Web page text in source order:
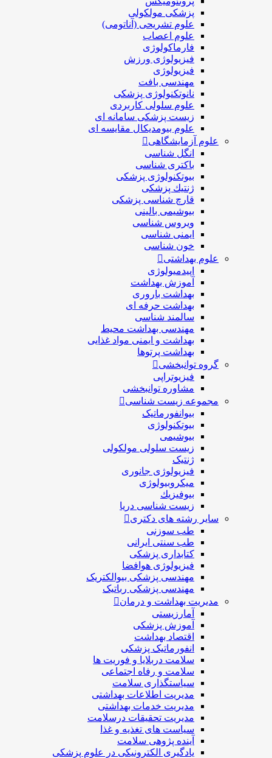
پزشکی مولکولی
علوم تشریحی (آناتومی)
علوم اعصاب
فارماکولوژی
فیزیولوژی ورزش
فیزیولوژی
مهندسی بافت
نانوتکنولوژی پزشکی
علوم سلولی کاربردی
زیست پزشکی سامانه ای
علوم بیومدیکال مقایسه ای
علوم آزمایشگاهی
انگل شناسی
باکتری شناسی
بیوتکنولوژی پزشکی
ژنتيك پزشکی
قارچ شناسی پزشكی
بیوشیمی بالینی
ویروس شناسی
ایمنی شناسی
خون شناسی
علوم بهداشتی
اپیدمیولوژی
آموزش بهداشت
بهداشت باروری
بهداشت حرفه ای
سالمند شناسی
مهندسی بهداشت محيط
بهداشت و ایمنی مواد غذایی
بهداشت پرتوها
گروه توانبخشی
فیزیوتراپی
مشاوره توانبخشی
مجموعه زیست شناسی
بیوانفورماتیک
بیوتکنولوژی
بیوشیمی
زیست سلولی مولکولی
ژنتیک
فیزیولوژی جانوری
میکروبیولوژی
بيوفيزيك
زیست شناسی دریا
سایر رشته های دکتری
طب سوزنی
طب سنتی ایرانی
کتابداری پزشکی
فیزیولوژی هوافضا
مهندسی پزشکی بیوالکتریک
مهندسی پزشکی رباتیک
مدیریت بهداشت و درمان
آمارزیستی
آموزش پزشکی
اقتصاد بهداشت
انفورماتیک پزشکی
سلامت دربلايا و فوريت ها
سلامت و رفاه اجتماعی
سیاستگذاری سلامت
مدیریت اطلاعات بهداشتی
مدیریت خدمات بهداشتی
مدیریت تحقیقات درسلامت
سیاست های تغذیه و غذا
آینده پژوهی سلامت
یادگیری الکترونیکی در علوم پزشکی